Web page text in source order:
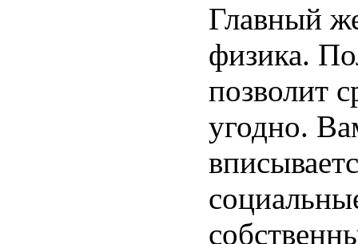
Главный
физика.
позволит
угодно.